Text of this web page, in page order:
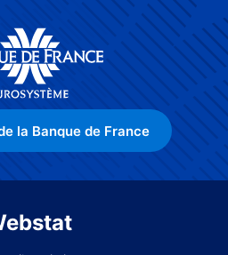
la Banque de France